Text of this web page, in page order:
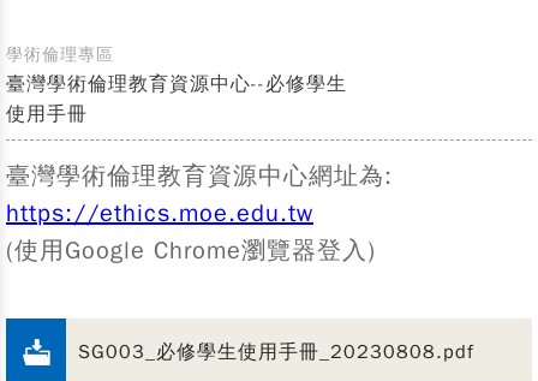
學術倫理專區
臺灣學術倫理教育資源中心--必修學生
使用手冊
臺灣學術倫理教育資源中心網址為:
https://ethics.moe.edu.tw
(使用Google Chrome瀏覽器登入)
SG003_必修學生使用手冊_20230808.pdf